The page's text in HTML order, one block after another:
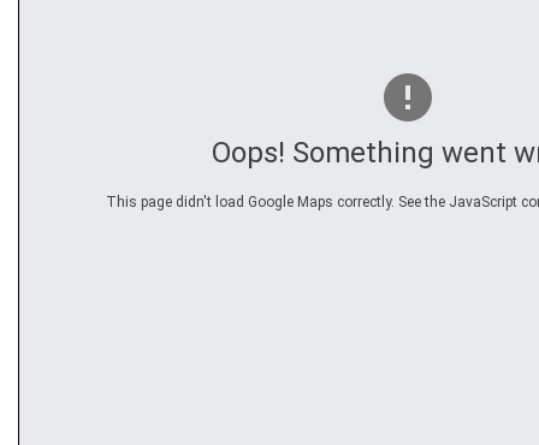
Oops! Something went
This page didn't load Google Maps correctly. See the JavaScript